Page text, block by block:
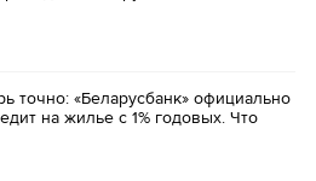
точно: «Беларусбанк» официально
на жилье с 1% годовых. Что